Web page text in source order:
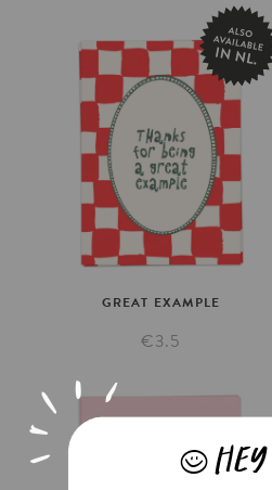
GREAT EXAMPLE
€3.5
J